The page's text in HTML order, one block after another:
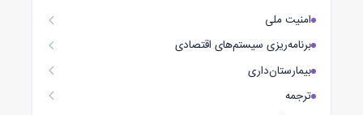
امنیت ملی
برنامه‌ریزی سیستم‌های اقتصادی
بیمارستان‌داری
ترجمه